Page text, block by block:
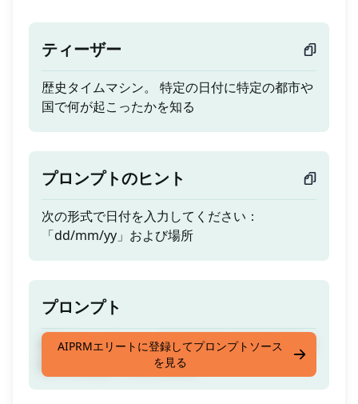
ティーザー
歴史タイムマシン。 特定の日付に特定の都市や
国で何が起こったかを知る
プロンプトのヒント
次の形式で日付を入力してください：
「dd/mm/yy」および場所
プロンプト
歴史タイムマシン。 特定の日付に特定の都市や
国で何が起こったかを知る
AIPRMエリートに登録してプロンプトソース
を見る